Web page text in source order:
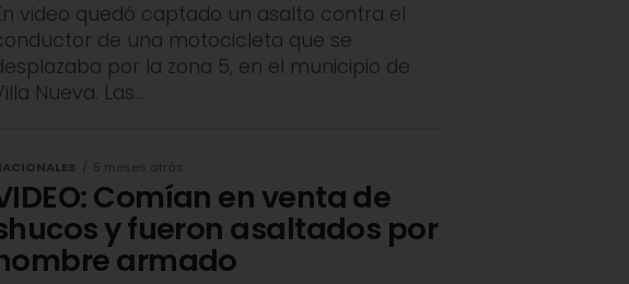
video quedó captado un asalto contra el
de una motocicleta que se
por la zona 5, en el municipio de
Nueva. Las...
5 meses atrás
Comían en venta de
y fueron asaltados por
armado